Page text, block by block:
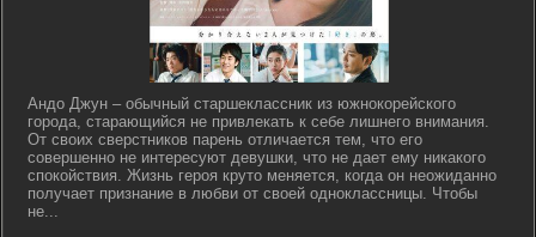
Андо Джун – обычный старшеклассник из южнокорейского
города, старающийся не привлекать к себе лишнего внимания.
От своих сверстников парень отличается тем, что его
совершенно не интересуют девушки, что не дает ему никакого
спокойствия. Жизнь героя круто меняется, когда он неожиданно
получает признание в любви от своей одноклассницы. Чтобы
не...